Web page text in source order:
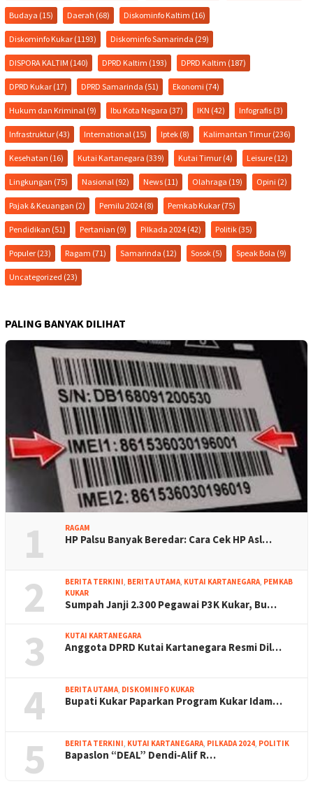
Budaya (15) Daerah (68) Diskominfo Kaltim (16)
Diskominfo Kukar (1193) Diskominfo Samarinda (29)
DISPORA KALTIM (140) DPRD Kaltim (193) DPRD Kaltim (187)
DPRD Kukar (17) DPRD Samarinda (51) Ekonomi (74)
Hukum dan Kriminal (9) Ibu Kota Negara (37) IKN (42) Infografis (3)
Infrastruktur (43) International (15) Iptek (8) Kalimantan Timur (236)
Kesehatan (16) Kutai Kartanegara (339) Kutai Timur (4) Leisure (12)
Lingkungan (75) Nasional (92) News (11) Olahraga (19) Opini (2)
Pajak & Keuangan (2) Pemilu 2024 (8) Pemkab Kukar (75)
Pendidikan (51) Pertanian (9) Pilkada 2024 (42) Politik (35)
Populer (23) Ragam (71) Samarinda (12) Sosok (5) Speak Bola (9)
Uncategorized (23)
PALING BANYAK DILIHAT
1 RAGAM
HP Palsu Banyak Beredar: Cara Cek HP Asl…
2 BERITA TERKINI, BERITA UTAMA, KUTAI KARTANEGARA, PEMKAB
KUKAR
Sumpah Janji 2.300 Pegawai P3K Kukar, Bu…
3 KUTAI KARTANEGARA
Anggota DPRD Kutai Kartanegara Resmi Dil…
4 BERITA UTAMA, DISKOMINFO KUKAR
Bupati Kukar Paparkan Program Kukar Idam…
5 BERITA TERKINI, KUTAI KARTANEGARA, PILKADA 2024, POLITIK
Bapaslon “DEAL” Dendi-Alif R…